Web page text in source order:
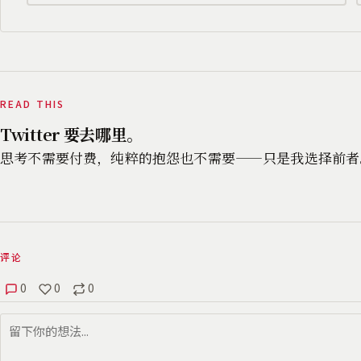
READ THIS
Twitter 要去哪里。
思考不需要付费，纯粹的抱怨也不需要——只是我选择前